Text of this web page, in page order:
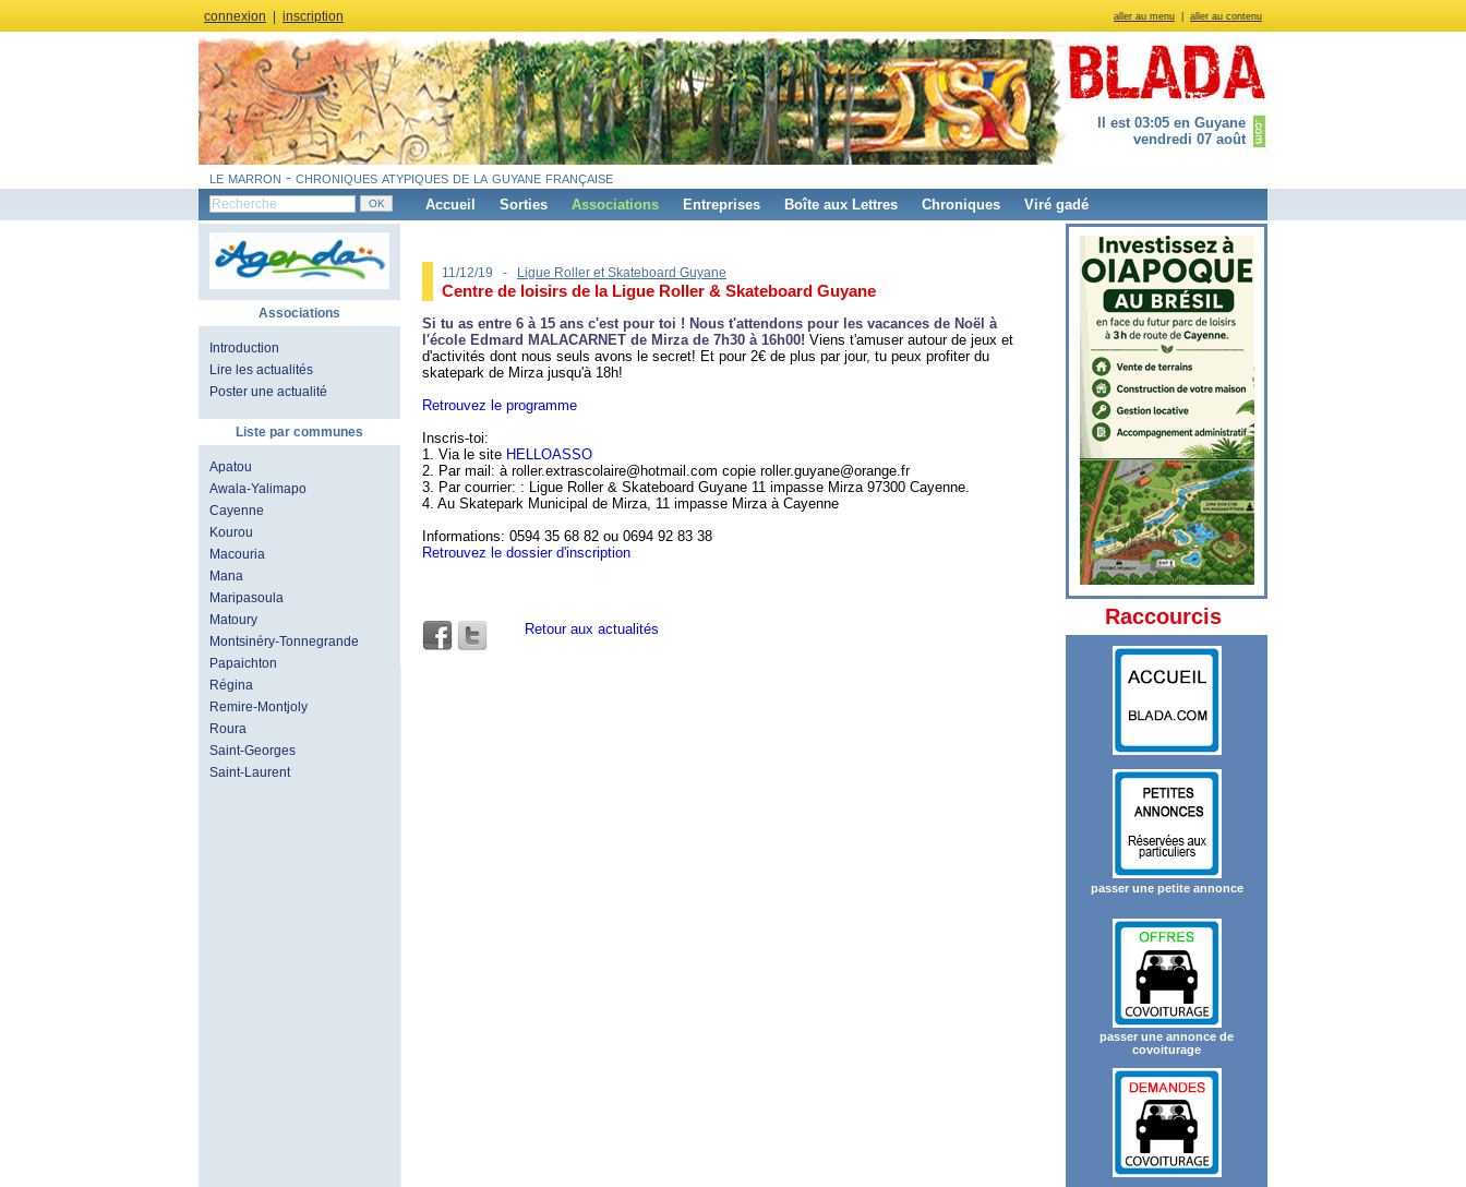
aller au menu aller au contenu
connexion inscription
Il est 03:05 en Guyane
vendredi 07 août
le marron - chroniques atypiques de la guyane française
Accueil Sorties Associations Entreprises Boîte aux Lettres Chroniques Viré gadé
Associations
Introduction
Lire les actualités
Poster une actualité
Liste par communes
Apatou
Awala-Yalimapo
Cayenne
Kourou
Macouria
Mana
Maripasoula
Matoury
Montsinéry-Tonnegrande
Papaichton
Régina
Remire-Montjoly
Roura
Saint-Georges
Saint-Laurent
11/12/19 - Ligue Roller et Skateboard Guyane
Centre de loisirs de la Ligue Roller & Skateboard Guyane
Si tu as entre 6 à 15 ans c'est pour toi ! Nous t'attendons pour les vacances de Noël à
l'école Edmard MALACARNET de Mirza de 7h30 à 16h00! Viens t'amuser autour de jeux et
d'activités dont nous seuls avons le secret! Et pour 2€ de plus par jour, tu peux profiter du
skatepark de Mirza jusqu'à 18h!
Retrouvez le programme
Inscris-toi:
1. Via le site HELLOASSO
2. Par mail: à roller.extrascolaire@hotmail.com copie roller.guyane@orange.fr
3. Par courrier: : Ligue Roller & Skateboard Guyane 11 impasse Mirza 97300 Cayenne.
4. Au Skatepark Municipal de Mirza, 11 impasse Mirza à Cayenne
Informations: 0594 35 68 82 ou 0694 92 83 38
Retrouvez le dossier d'inscription
Retour aux actualités
Raccourcis
passer une petite annonce
passer une annonce de
covoiturage